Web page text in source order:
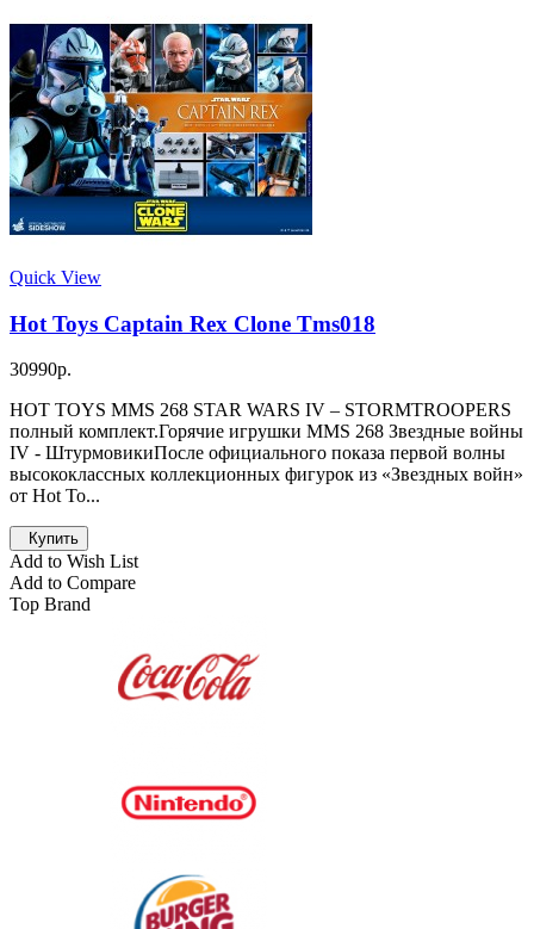
Quick View
Hot Toys Captain Rex Clone Tms018
30990р.
HOT TOYS MMS 268 STAR WARS IV – STORMTROOPERS
полный комплект.Горячие игрушки MMS 268 Звездные войны
IV - ШтурмовикиПосле официального показа первой волны
высококлассных коллекционных фигурок из «Звездных войн»
от Hot To...
Купить
Add to Wish List
Add to Compare
Top Brand